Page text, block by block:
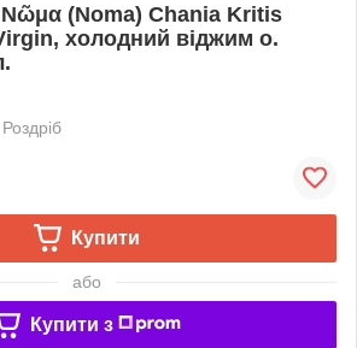
(Noma) Chania Kritis
холодний віджим о.
Роздріб
Купити
або
Купити з